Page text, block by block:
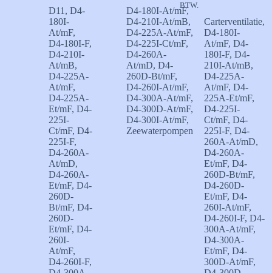
D11 , D4-
180I-
At/mF,
D4-180I-F,
D4-210I-
At/mB,
D4-225A-
At/mF,
D4-225A-
Et/mF, D4-
225I-
Ct/mF, D4-
225I-F,
D4-260A-
At/mD,
D4-260A-
Et/mF, D4-
260D-
Bt/mF, D4-
260D-
Et/mF, D4-
260I-
At/mF,
D4-260I-F,
D4-180I-At/mF,
D4-210I-At/mB,
D4-225A-At/mF,
D4-225I-Ct/mF,
D4-260A-
At/mD,D4-
260D-Bt/mF,
D4-260I-At/mF,
D4-300A-At/mF,
D4-300D-At/mF,
D4-300I-At/mF,
Zeewaterpompen
BTW.
Carterventilatie,
D4-180I-
At/mF,D4-
180I-F,D4-
210I-At/mB,
D4-225A-
At/mF,D4-
225A-Et/mF,
D4-225I-
Ct/mF,D4-
225I-F,D4-
260A-At/mD,
D4-260A-
Et/mF,D4-
260D-Bt/mF,
D4-260D-
Et/mF,D4-
260I-At/mF,
D4-260I-F,D4-
300A-At/mF,
D4-300A-
Et/mF,D4-
300D-At/mF,